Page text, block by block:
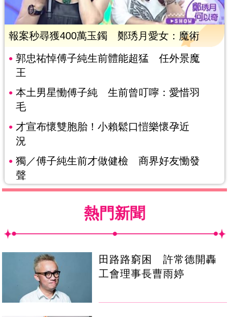
報案秒尋獲400萬玉鐲 鄭琇月愛女：魔術
郭忠祐悼傅子純生前體能超猛 任外景魔
王
本土男星慟傅子純 生前曾叮嚀：愛惜羽
毛
才宣布懷雙胞胎！小賴鬆口愷樂懷孕近
況
獨／傅子純生前才做健檢 商界好友慟發
聲
熱門新聞
田路路窮困 許常德開轟
工會理事長曹雨婷